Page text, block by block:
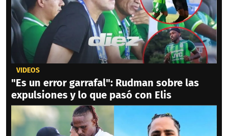
VIDEOS
"Es un error garrafal": Rudman sobre las
expulsiones y lo que pasó con Elis